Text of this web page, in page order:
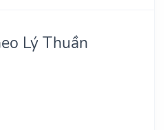
Lý Thuần